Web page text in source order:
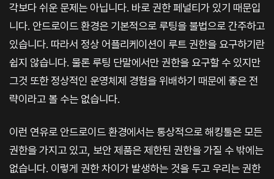
각보다 쉬운 문제는 아닙니다. 바로 권한 페널티가 있기 때문입
니다. 안드로이드 환경은 기본적으로 루팅을 불법으로 간주하고
있습니다. 따라서 정상 어플리케이션이 루트 권한을 요구하기란
쉽지 않습니다. 물론 루팅 단말에서만 권한을 요구할 수 있지만
그것 또한 정상적인 운영체제 경험을 위배하기 때문에 좋은 전
략이라고 볼 수는 없습니다.
이런 연유로 안드로이드 환경에서는 통상적으로 해킹툴은 모든
권한을 가지고 있고, 보안 제품은 제한된 권한을 가질 수 밖에는
없습니다. 이렇게 권한 차이가 발생하는 것을 두고 우리는 권한